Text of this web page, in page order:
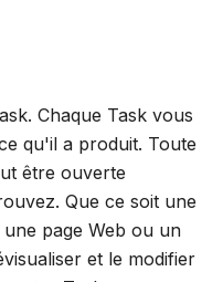
Chaque Task vous
qu'il a produit. Toute
être ouverte
Que ce soit une
page Web ou un
et le modifier